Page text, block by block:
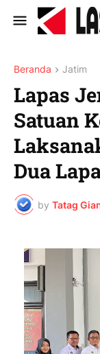
Beranda Jatim
Lapas
Satuan
Dua
by Tatag